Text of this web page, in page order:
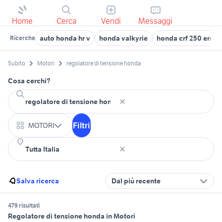
Home Cerca Vendi Messaggi
Ricerche auto honda hr v honda valkyrie honda crf 250
Subito Motori regolatore di tensione honda
Cosa cerchi?
MOTORI Filtri
Salva ricerca Dal più recente
479 risultati
Regolatore di tensione honda in Motori